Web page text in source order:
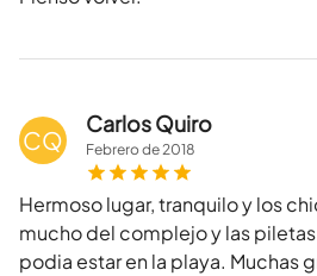
CQ
Carlos Quiro
Febrerode2018
Hermoso lugar, tranquilo y los
mucho del complejo y las
podia estar en la playa. Muchas